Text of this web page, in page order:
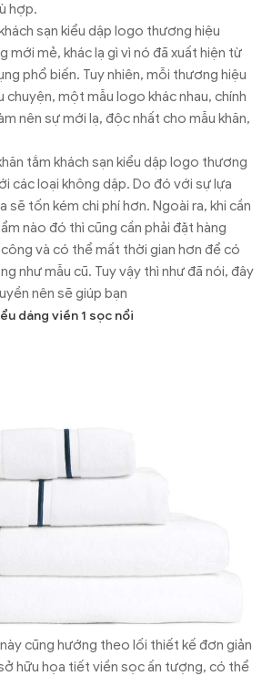
hợp.
sạn kiểu dập logo thương hiệu
mới mẻ, khác lạ gì vì nó đã xuất hiện từ
phổ biến. Tuy nhiên, mỗi thương hiệu
chuyện, một mẫu logo khác nhau, chính
nên sự mới lạ, độc nhất cho mẫu khăn,
tắm khách sạn kiểu dập logo thương
các loại không dập. Do đó với sự lựa
sẽ tốn kém chi phí hơn. Ngoài ra, khi cần
nào đó thì cũng cần phải đặt hàng
và có thể mất thời gian hơn để có
như mẫu cũ. Tuy vậy thì như đã nói, đây
nên sẽ giúp bạn
dáng viền 1 sọc nổi
này cũng hướng theo lối thiết kế đơn giản
hữu họa tiết viền sọc ấn tượng, có thể